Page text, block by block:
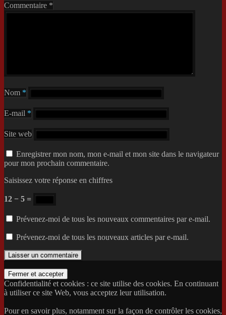
Commentaire *
Nom *
E-mail *
Site web
Enregistrer mon nom, mon e-mail et mon site dans le navigateur
pour mon prochain commentaire.
Saisissez votre réponse en chiffres
12 − 5 =
Prévenez-moi de tous les nouveaux commentaires par e-mail.
Prévenez-moi de tous les nouveaux articles par e-mail.
Confidentialité et cookies : ce site utilise des cookies. En continuant
à utiliser ce site Web, vous acceptez leur utilisation.
Pour en savoir plus, notamment sur la façon de contrôler les cookies,